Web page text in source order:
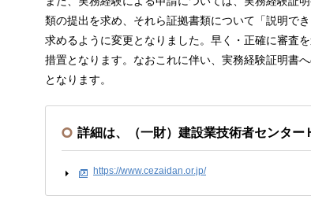
類の提出を求め、それら証拠書類について「説明で
求めるように変更となりました。早く・正確に審査
措置となります。なおこれに伴い、実務経験証明書
となります。
詳細は、（一財）建設業技術者センター
https://www.cezaidan.or.jp/